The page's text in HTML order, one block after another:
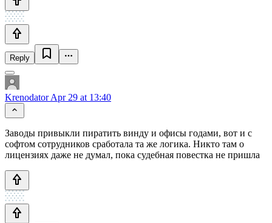
Reply
KrenodatorApr 29 at 13:40
Заводы привыкли пиратить винду и офисы годами, вот и с
софтом сотрудников сработала та же логика. Никто там о
лицензиях даже не думал, пока судебная повестка не пришла